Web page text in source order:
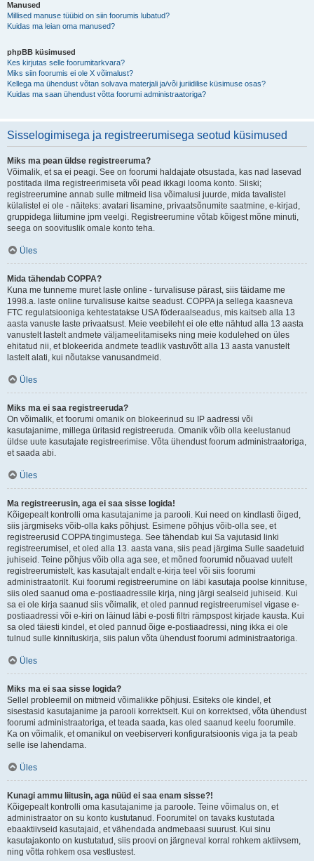
Manused
Millised manuse tüübid on siin foorumis lubatud?
Kuidas ma leian oma manused?
phpBB küsimused
Kes kirjutas selle foorumitarkvara?
Miks siin foorumis ei ole X võimalust?
Kellega ma ühendust võtan solvava materjali ja/või juriidilise küsimuse osas?
Kuidas ma saan ühendust võtta foorumi administraatoriga?
Sisselogimisega ja registreerumisega seotud küsimused
Miks ma pean üldse registreeruma?
Võimalik, et sa ei peagi. See on foorumi haldajate otsustada, kas nad lasevad
postitada ilma registreerimiseta või pead ikkagi looma konto. Siiski;
registreerumine annab sulle mitmeid lisa võimalusi juurde, mida tavalistel
külalistel ei ole - näiteks: avatari lisamine, privaatsõnumite saatmine, e-kirjad,
gruppidega liitumine jpm veelgi. Registreerumine võtab kõigest mõne minuti,
seega on soovituslik omale konto teha.
Üles
Mida tähendab COPPA?
Kuna me tunneme muret laste online - turvalisuse pärast, siis täidame me
1998.a. laste online turvalisuse kaitse seadust. COPPA ja sellega kaasneva
FTC regulatsiooniga kehtestatakse USA föderaalseadus, mis kaitseb alla 13
aasta vanuste laste privaatsust. Meie veebileht ei ole ette nähtud alla 13 aasta
vanustelt lastelt andmete väljameelitamiseks ning meie kodulehed on üles
ehitatud nii, et blokeerida andmete teadlik vastuvõtt alla 13 aasta vanustelt
lastelt alati, kui nõutakse vanusandmeid.
Üles
Miks ma ei saa registreeruda?
On võimalik, et foorumi omanik on blokeerinud su IP aadressi või
kasutajanime, millega üritasid registreeruda. Omanik võib olla keelustanud
üldse uute kasutajate registreerimise. Võta ühendust foorum administraatoriga,
et saada abi.
Üles
Ma registreerusin, aga ei saa sisse logida!
Kõigepealt kontrolli oma kasutajanime ja parooli. Kui need on kindlasti õiged,
siis järgmiseks võib-olla kaks põhjust. Esimene põhjus võib-olla see, et
registreerusid COPPA tingimustega. See tähendab kui Sa vajutasid linki
registreerumisel, et oled alla 13. aasta vana, siis pead järgima Sulle saadetuid
juhiseid. Teine põhjus võib olla aga see, et mõned foorumid nõuavad uutelt
registreerumistelt, kas kasutajalt endalt e-kirja teel või siis foorumi
administraatorilt. Kui foorumi registreerumine on läbi kasutaja poolse kinnituse,
siis oled saanud oma e-postiaadressile kirja, ning järgi sealseid juhiseid. Kui
sa ei ole kirja saanud siis võimalik, et oled pannud registreerumisel vigase e-
postiaadressi või e-kiri on läinud läbi e-posti filtri rämpspost kirjade kausta. Kui
sa oled täiesti kindel, et oled pannud õige e-postiaadressi, ning ikka ei ole
tulnud sulle kinnituskirja, siis palun võta ühendust foorumi administraatoriga.
Üles
Miks ma ei saa sisse logida?
Sellel probleemil on mitmeid võimalikke põhjusi. Esiteks ole kindel, et
sisestasid kasutajanime ja parooli korrektselt. Kui on korrektsed, võta ühendust
foorumi administraatoriga, et teada saada, kas oled saanud keelu foorumile.
Ka on võimalik, et omanikul on veebiserveri konfiguratsioonis viga ja ta peab
selle ise lahendama.
Üles
Kunagi ammu liitusin, aga nüüd ei saa enam sisse?!
Kõigepealt kontrolli oma kasutajanime ja paroole. Teine võimalus on, et
administraator on su konto kustutanud. Foorumitel on tavaks kustutada
ebaaktiivseid kasutajaid, et vähendada andmebaasi suurust. Kui sinu
kasutajakonto on kustutatud, siis proovi on järgneval korral rohkem aktiivsem,
ning võtta rohkem osa vestlustest.